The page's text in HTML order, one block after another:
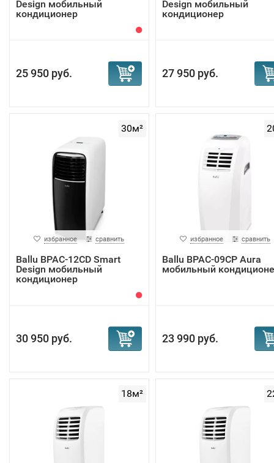
Design мобильный
кондиционер
25 950 руб.
Design мобильный
кондиционер
27 950 руб.
30м²
избранное сравнить
Ballu BPAC-12CD Smart
Design мобильный
кондиционер
30 950 руб.
избранное сравнить
Ballu BPAC-09CP Aura
мобильный
23 990 руб.
18м²